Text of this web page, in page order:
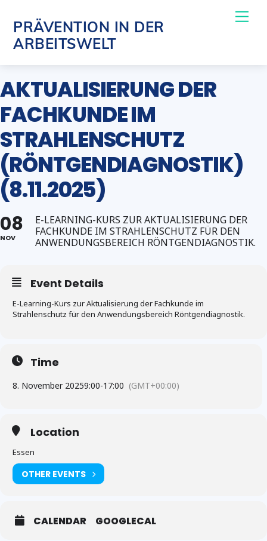
content
PRÄVENTION IN DER
ARBEITSWELT
AKTUALISIERUNG DER
FACHKUNDE IM
STRAHLENSCHUTZ
(RÖNTGENDIAGNOSTIK)
(8.11.2025)
08
NOV
E-LEARNING-KURS ZUR AKTUALISIERUNG DER
FACHKUNDE IM STRAHLENSCHUTZ FÜR DEN
ANWENDUNGSBEREICH RÖNTGENDIAGNOSTIK.
Event Details
E-Learning-Kurs zur Aktualisierung der Fachkunde im
Strahlenschutz für den Anwendungsbereich Röntgendiagnostik.
Time
8. November 20259:00-17:00 (GMT+00:00)
Location
Essen
OTHER EVENTS
CALENDAR GOOGLECAL